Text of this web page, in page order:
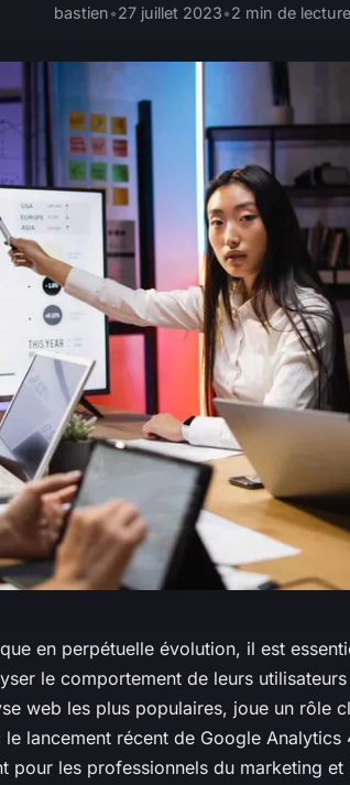
bastien•27 juillet 2023•2 min de lecture
en perpétuelle évolution, il est
le comportement de leurs
web les plus populaires, joue un rôle
lancement récent de Google Analytics
pour les professionnels du marketing